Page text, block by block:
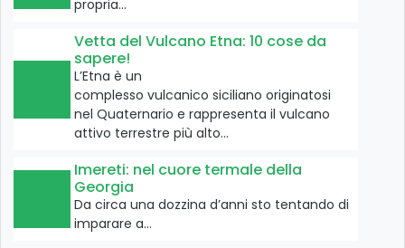
propria…
Vetta del Vulcano Etna: 10 cose da
sapere!
L’Etna è un
complesso vulcanico siciliano originatosi
nel Quaternario e rappresenta il vulcano
attivo terrestre più alto…
Imereti: nel cuore termale della
Georgia
Da circa una dozzina d’anni sto tentando di
imparare a…